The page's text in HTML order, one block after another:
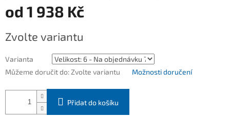
od 1 938 Kč
cena:
Zvolte variantu
Varianta
Můžeme doručit do: Zvolte variantu Možnosti doručení
Přidat do košíku